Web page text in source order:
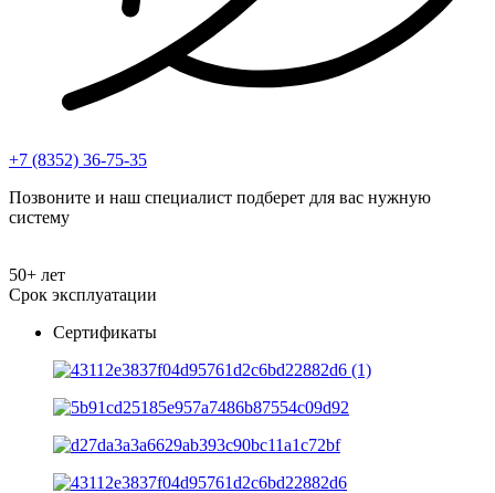
+7 (8352) 36-75-35
Позвоните и наш специалист подберет для вас нужную
систему
50+ лет
Срок эксплуатации
Сертификаты